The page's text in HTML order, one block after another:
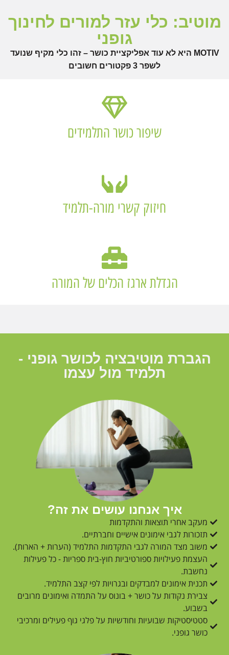
מוטיב: כלי עזר למורים לחינוך
גופני
MOTIV היא לא עוד אפליקציית כושר – זהו כלי מקיף שנועד
לשפר 3 פקטורים חשובים
שיפור כושר התלמידים
חיזוק קשרי מורה-תלמיד
הגדלת ארגז הכלים של המורה
הגברת מוטיבציה לכושר גופני -
תלמיד מול עצמו
איך אנחנו עושים את זה?
מעקב אחרי תוצאות והתקדמות
תזכורות לגבי אימונים אישיים וחברתיים.
משוב מצד המורה לגבי התקדמות התלמיד (הערות + הארות).
העצמת פעילויות ספורטיביות חוץ-בית ספריות - כל פעילות
נחשבת.
תכנית אימונים למבדקים ובגרויות לפי קצב התלמיד.
צבירת נקודות על כושר + בונוס על התמדה ואימונים מרובים
בשבוע.
סטטיסטיקות שבועיות וחודשיות על פלגי גוף פעילים ומרכיבי
כושר גופני.